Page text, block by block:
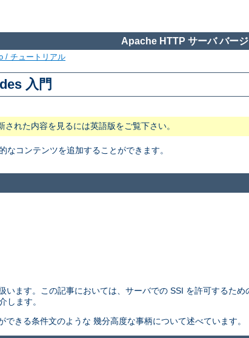
Apache HTTP サーバ バー
/ チュートリアル
入門
れた内容を見るには英語版をご覧下さい。
コンテンツを追加することができます。
ます。この記事においては、サーバでの SSI を許可するた
します。
きる条件文のような 幾分高度な事柄について述べています。